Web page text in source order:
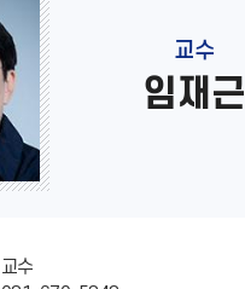
교수
임재근
교수